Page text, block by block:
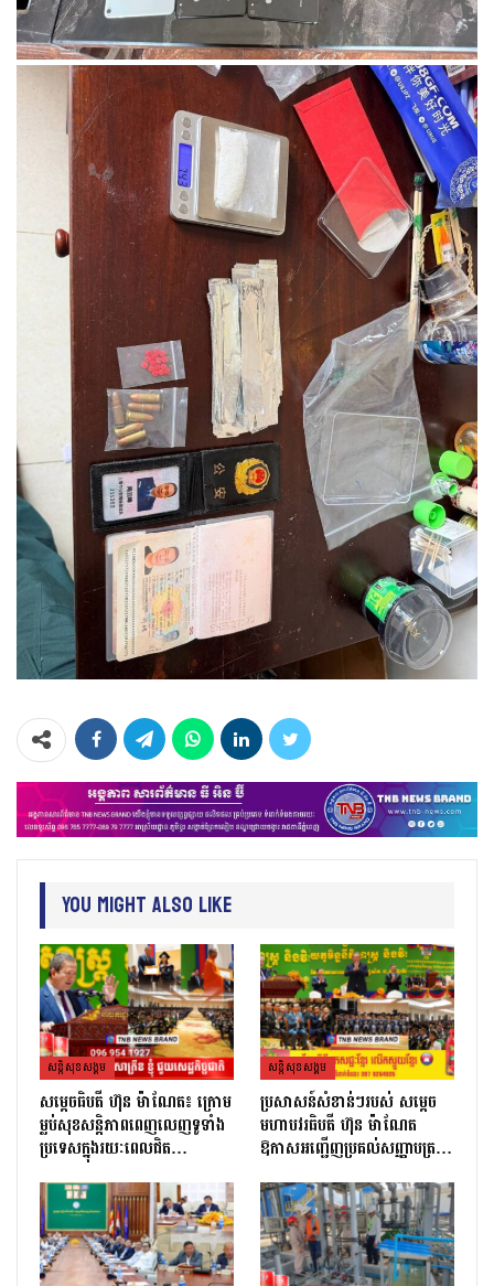
You Might Also Like
សន្តិសុខសង្គម
សម្ដេចធិបតី ហ៊ុន ម៉ាណែត៖ ក្រោម
ម្លប់សុខសន្តិភាពពេញលេញទូទាំង
ប្រទេសក្នុងរយៈពេលជិត…
សន្តិសុខសង្គម
ប្រសាសន៍សំខាន់ៗរបស់ សម្តេច
មហាបវរធិបតី ហ៊ុន ម៉ាណែត
ឱកាសអញ្ជើញប្រគល់សញ្ញាបត្រ…